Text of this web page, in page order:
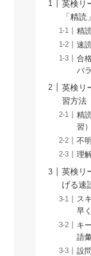
英検リ
「精
精
速
合
バ
英検リ
習方法
精
習）
不
理
英検リ
げる速
ス
早
キ
語
設